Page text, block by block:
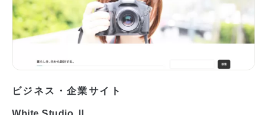
ビジネス・企業サイト